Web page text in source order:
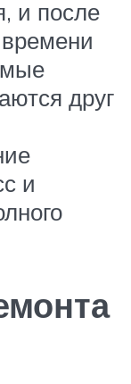
и после
друг
и